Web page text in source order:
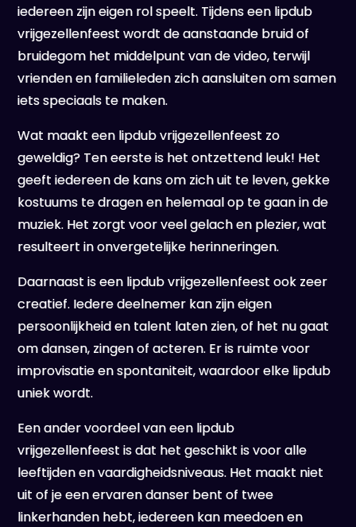
iedereen zijn eigen rol speelt. Tijdens een lipdub
vrijgezellenfeest wordt de aanstaande bruid of
bruidegom het middelpunt van de video, terwijl
vrienden en familieleden zich aansluiten om samen
iets speciaals te maken.
Wat maakt een lipdub vrijgezellenfeest zo
geweldig? Ten eerste is het ontzettend leuk! Het
geeft iedereen de kans om zich uit te leven, gekke
kostuums te dragen en helemaal op te gaan in de
muziek. Het zorgt voor veel gelach en plezier, wat
resulteert in onvergetelijke herinneringen.
Daarnaast is een lipdub vrijgezellenfeest ook zeer
creatief. Iedere deelnemer kan zijn eigen
persoonlijkheid en talent laten zien, of het nu gaat
om dansen, zingen of acteren. Er is ruimte voor
improvisatie en spontaniteit, waardoor elke lipdub
uniek wordt.
Een ander voordeel van een lipdub
vrijgezellenfeest is dat het geschikt is voor alle
leeftijden en vaardigheidsniveaus. Het maakt niet
uit of je een ervaren danser bent of twee
linkerhanden hebt, iedereen kan meedoen en